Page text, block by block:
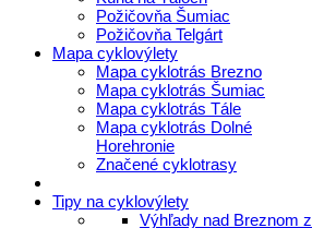
Požičovňa Šumiac
Požičovňa Telgárt
Mapa cyklovýlety
Mapa cyklotrás Brezno
Mapa cyklotrás Šumiac
Mapa cyklotrás Tále
Mapa cyklotrás Dolné
Horehronie
Značené cyklotrasy
Tipy na cyklovýlety
Výhľady nad Breznom z